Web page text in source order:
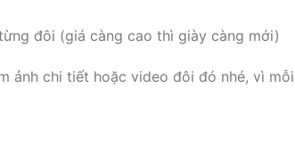
đôi (giá càng cao thì giày càng mới)
ảnh chi tiết hoặc video đôi đó nhé, vì